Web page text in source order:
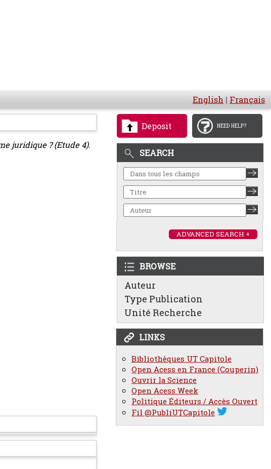
English | Français
Deposit NEED HELP?
SEARCH
ADVANCED SEARCH +
BROWSE
Auteur
Type Publication
Unité Recherche
LINKS
Bibliothèques UT Capitole
Open Acess en France (Couperin)
Ouvrir la Science
Open Acess Week
Politique Éditeurs / Accès Ouvert
Fil @PubliUTCapitole
juridique ? (Etude 4).